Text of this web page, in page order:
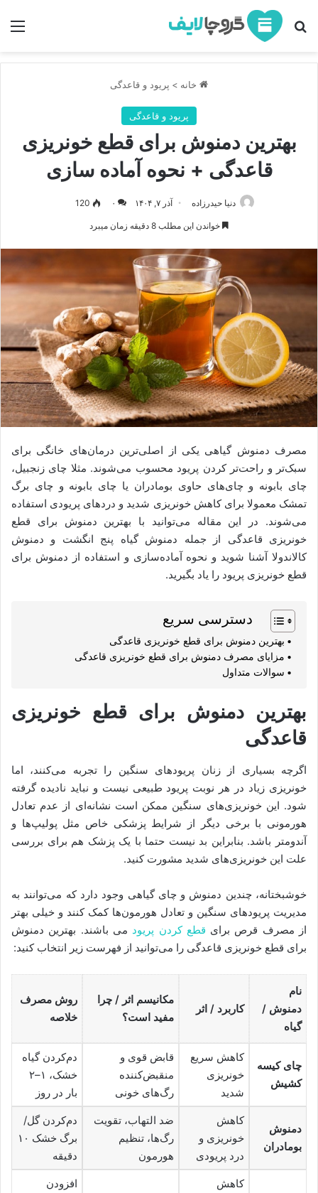
جستجو برای
خانه > پریود و قاعدگی
پریود و قاعدگی
بهترین دمنوش برای قطع خونریزی
قاعدگی + نحوه آماده‌ سازی
دنیا حیدرزاده آذر ۷, ۱۴۰۴ ۰ 120
خواندن این مطلب 8 دقیقه زمان میبرد
مصرف دمنوش گیاهی یکی از اصلی‌ترین درمان‌های خانگی برای
سبک‌تر و راحت‌تر کردن پریود محسوب می‌شوند. مثلا چای زنجبیل،
چای بابونه و چای‌های حاوی بومادران یا چای بابونه و چای برگ
تمشک معمولا برای کاهش خونریزی شدید و دردهای پریودی استفاده
می‌شوند. در این مقاله می‌توانید با بهترین دمنوش برای قطع
خونریزی قاعدگی از جمله دمنوش گیاه پنج انگشت و دمنوش
کالاندولا آشنا شوید و نحوه آماده‌سازی و استفاده از دمنوش برای
قطع خونریزی پریود را یاد بگیرید.
دسترسی سریع
بهترین دمنوش برای قطع خونریزی قاعدگی
مزایای مصرف دمنوش برای قطع خونریزی قاعدگی
سوالات متداول
بهترین دمنوش برای قطع خونریزی
قاعدگی
اگرچه بسیاری از زنان پریودهای سنگین را تجربه می‌کنند، اما
خونریزی زیاد در هر نوبت پریود طبیعی نیست و نباید نادیده گرفته
شود. این خونریزی‌های سنگین ممکن است نشانه‌ای از عدم تعادل
هورمونی با برخی دیگر از شرایط پزشکی خاص مثل پولیپ‌ها و
آندومتر باشد. بنابراین بد نیست حتما با یک پزشک هم برای بررسی
علت این خونریزی‌های شدید مشورت کنید.
خوشبختانه، چندین دمنوش و چای گیاهی وجود دارد که می‌توانند به
مدیریت پریودهای سنگین و تعادل هورمون‌ها کمک کنند و خیلی بهتر
از مصرف قرص برای قطع کردن پریود می باشند. بهترین دمنوش
برای قطع خونریزی قاعدگی را می‌توانید از فهرست زیر انتخاب کنید:
نام
دمنوش /
گیاه
کاربرد / اثر
مکانیسم اثر / چرا
مفید است؟
روش مصرف
خلاصه
چای کیسه
کشیش
کاهش سریع
خونریزی
شدید
قابض قوی و
منقبض‌کننده
رگ‌های خونی
دم‌کردن گیاه
خشک، ۱–۲
بار در روز
دمنوش
بومادران
کاهش
خونریزی و
درد پریودی
ضد التهاب، تقویت
رگ‌ها، تنظیم
هورمون
دم‌کردن گل/
برگ خشک ۱۰
دقیقه
کاهش
افزودن